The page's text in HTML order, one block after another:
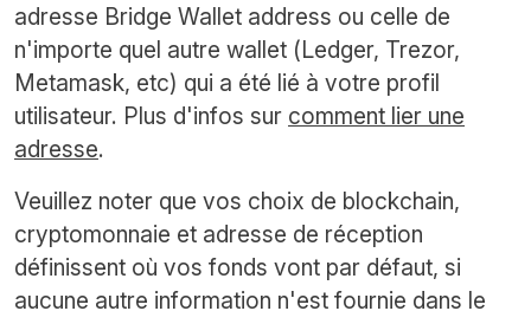
adresse Bridge Wallet address ou celle de
n'importe quel autre wallet (Ledger, Trezor,
Metamask, etc) qui a été lié à votre profil
utilisateur. Plus d'infos sur comment lier une
adresse.
Veuillez noter que vos choix de blockchain,
cryptomonnaie et adresse de réception
définissent où vos fonds vont par défaut, si
aucune autre information n'est fournie dans le